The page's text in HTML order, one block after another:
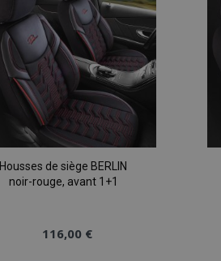
Housses de siège BERLIN
noir-rouge, avant 1+1
116,00 €